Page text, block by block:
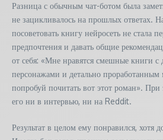
Разница с обычным чат-ботом была
не зацикливалось на прошлых ответах.
посоветовать книгу нейросеть не стала
предпочтения и давать общие
от себя: «Мне нравятся смешные книги с
персонажами и детально
попробуй почитать вот этот роман».
его ни в интервью, ни на Reddit.
Результат в целом ему понравился, хотя